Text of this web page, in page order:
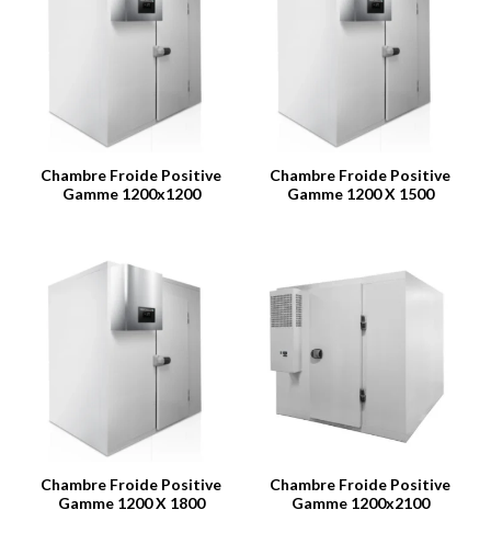
Chambre Froide Positive
Gamme 1200x1200
Chambre Froide Positive
Gamme 1200 X 1500
Chambre Froide Positive
Gamme 1200 X 1800
Chambre Froide Positive
Gamme 1200x2100